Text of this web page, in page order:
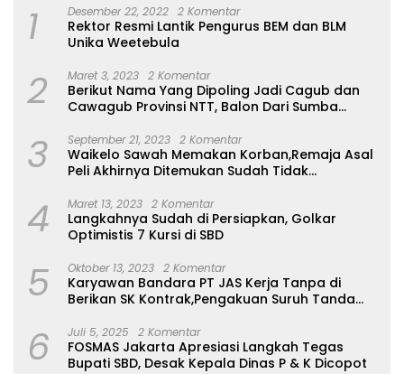
1 Desember 22, 2022 2 Komentar
Rektor Resmi Lantik Pengurus BEM dan BLM
Unika Weetebula
2 Maret 3, 2023 2 Komentar
Berikut Nama Yang Dipoling Jadi Cagub dan
Cawagub Provinsi NTT, Balon Dari Sumba
3 September 21, 2023 2 Komentar
Waikelo Sawah Memakan Korban,Remaja Asal
Peli Akhirnya Ditemukan Sudah Tidak
4 Maret 13, 2023 2 Komentar
Langkahnya Sudah di Persiapkan, Golkar
Optimistis 7 Kursi di SBD
5 Oktober 13, 2023 2 Komentar
Karyawan Bandara PT JAS Kerja Tanpa di
Berikan SK Kontrak,Pengakuan Suruh Tanda
6 Juli 5, 2025 2 Komentar
FOSMAS Jakarta Apresiasi Langkah Tegas
Bupati SBD, Desak Kepala Dinas P & K Dicopot